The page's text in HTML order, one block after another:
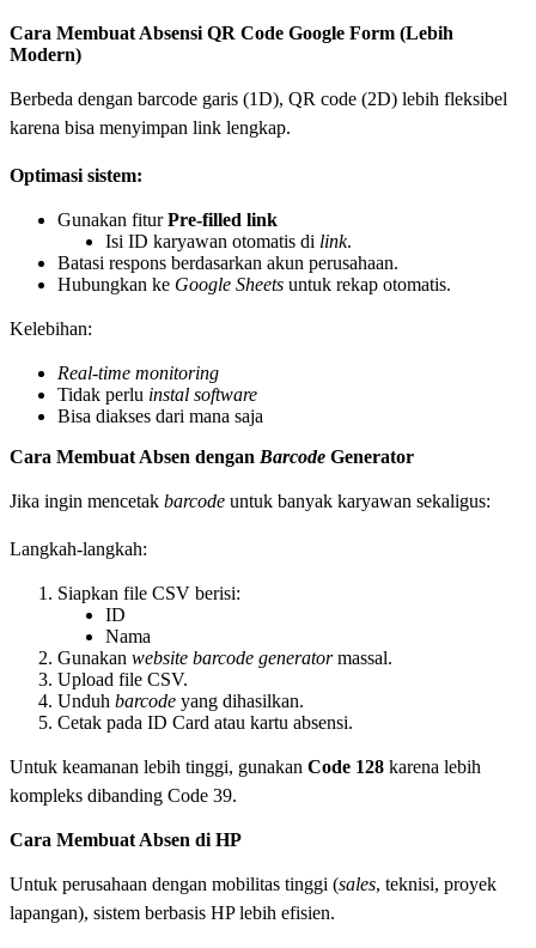
Cara Membuat Absensi QR Code Google Form (Lebih
Modern)
Berbeda dengan barcode garis (1D), QR code (2D) lebih fleksibel
karena bisa menyimpan link lengkap.
Optimasi sistem:
Gunakan fiturPre-filled link
Isi ID karyawan otomatis di link.
Batasi respons berdasarkan akun perusahaan.
Hubungkan ke Google Sheets untuk rekap otomatis.
Kelebihan:
Real-time monitoring
Tidak perlu instal software
Bisa diakses dari mana saja
Cara Membuat Absen dengan Barcode Generator
Jika ingin mencetak barcode untuk banyak karyawan sekaligus:
Langkah-langkah:
Siapkan file CSV berisi:
ID
Nama
Gunakan website barcode generatormassal.
Upload file CSV.
Unduh barcode yang dihasilkan.
Cetak pada ID Card atau kartu absensi.
Untuk keamanan lebih tinggi, gunakan Code 128 karena lebih
kompleks dibanding Code 39.
Cara Membuat Absen di HP
Untuk perusahaan dengan mobilitas tinggi (sales, teknisi, proyek
lapangan), sistem berbasis HP lebih efisien.